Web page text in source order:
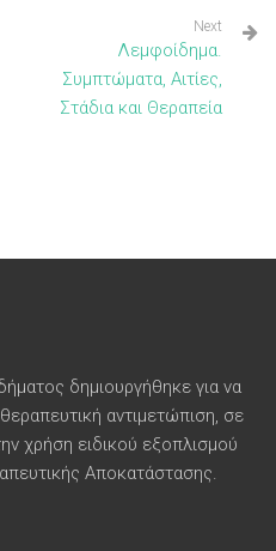
Next
Λεμφοίδημα.
Συμπτώματα, Αιτίες,
Στάδια και Θεραπεία
δημιουργήθηκε για να
αντιμετώπιση, σε
χρήση ειδικού εξοπλισμού
Αποκατάστασης.